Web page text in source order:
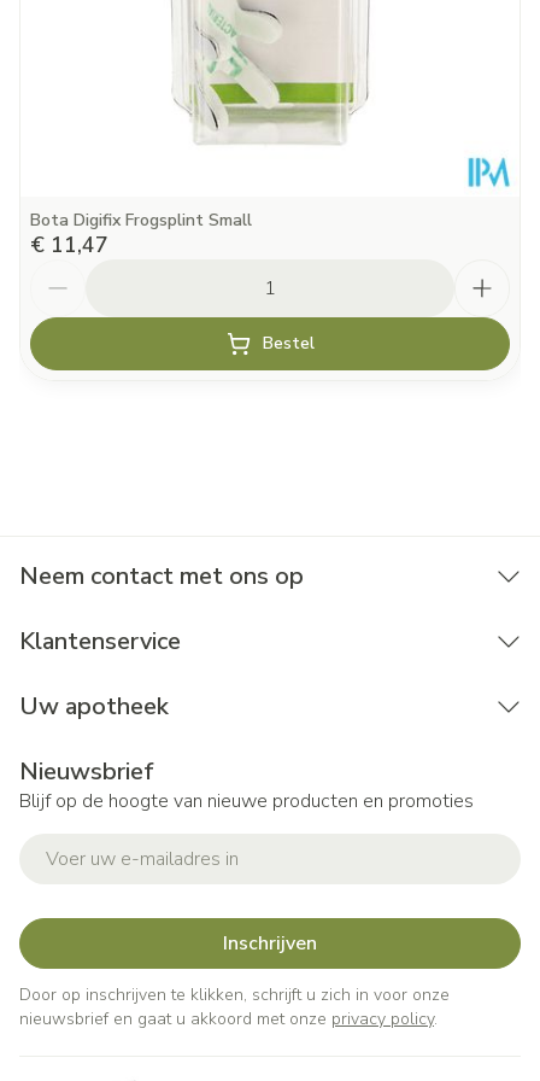
Bota Digifix Frogsplint Small
€ 11,47
Bestel
Neem contact met ons op
Klantenservice
Uw apotheek
Nieuwsbrief
Blijf op de hoogte van nieuwe producten en promoties
Inschrijven
Door op inschrijven te klikken, schrijft u zich in voor onze
nieuwsbrief en gaat u akkoord met onze privacy policy.